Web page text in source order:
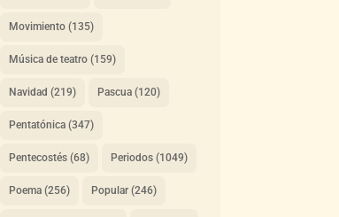
Movimiento(135)
Música de teatro(159)
Navidad (219) Pascua(120)
Pentatónica(347)
Pentecostés(68) Periodos(1049)
Poema(256) Popular(246)